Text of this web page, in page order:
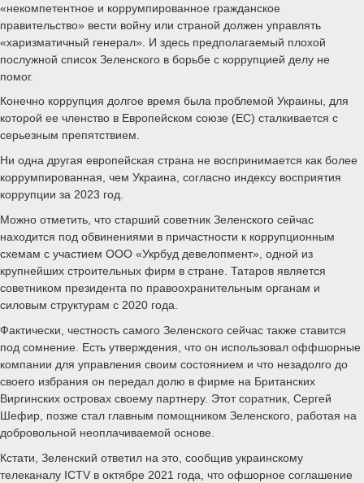
«некомпетентное и коррумпированное гражданское
правительство» вести войну или страной должен управлять
«харизматичный генерал». И здесь предполагаемый плохой
послужной список Зеленского в борьбе с коррупцией делу не
помог.
Конечно коррупция долгое время была проблемой Украины, для
которой ее членство в Европейском союзе (ЕС) сталкивается с
серьезным препятствием.
Ни одна другая европейская страна не воспринимается как более
коррумпированная, чем Украина, согласно индексу восприятия
коррупции за 2023 год.
Можно отметить, что старший советник Зеленского сейчас
находится под обвинениями в причастности к коррупционным
схемам с участием ООО «Укрбуд девелопмент», одной из
крупнейших строительных фирм в стране. Татаров является
советником президента по правоохранительным органам и
силовым структурам с 2020 года.
Фактически, честность самого Зеленского сейчас также ставится
под сомнение. Есть утверждения, что он использовал оффшорные
компании для управления своим состоянием и что незадолго до
своего избрания он передал долю в фирме на Британских
Виргинских островах своему партнеру. Этот соратник, Сергей
Шефир, позже стал главным помощником Зеленского, работая на
добровольной неоплачиваемой основе.
Кстати, Зеленский ответил на это, сообщив украинскому
телеканалу ICTV в октябре 2021 года, что офшорное соглашение